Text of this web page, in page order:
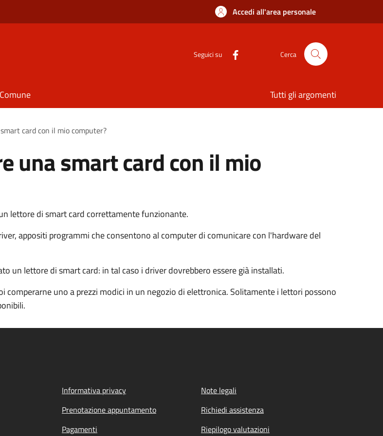
Accedi all'area personale
Seguici su Cerca
Tutti gli argomenti
card con il mio computer?
una smart card con il mio
lettore di smart card correttamente funzionante.
appositi programmi che consentono al computer di comunicare con l'hardware del
un lettore di smart card: in tal caso i driver dovrebbero essere già installati.
uno a prezzi modici in un negozio di elettronica. Solitamente i lettori possono
Informativa privacy
Note legali
Prenotazione appuntamento
Richiedi assistenza
Pagamenti Riepilogo valutazioni